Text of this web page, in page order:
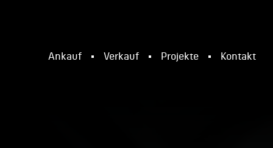
Ankauf Verkauf Projekte Kontakt